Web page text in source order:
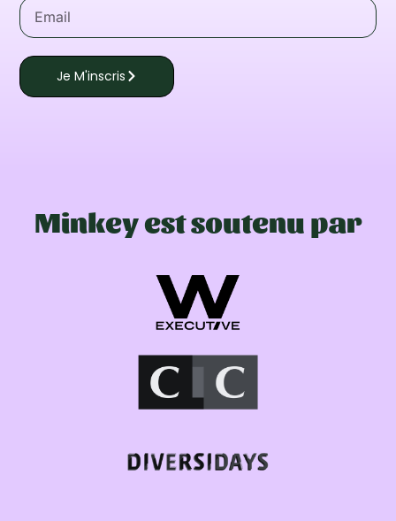
Je M'inscris
Minkey est soutenu par